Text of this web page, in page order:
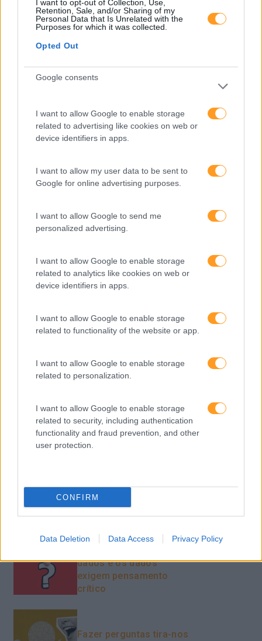
I want to opt-out of Collection, Use,
Retention, Sale, and/or Sharing of my
Personal Data that Is Unrelated with the
Purposes for which it was collected.
Opted Out
Google consents
I want to allow Google to enable storage
related to advertising like cookies on web or
device identifiers in apps.
I want to allow my user data to be sent to
Google for online advertising purposes.
I want to allow Google to send me
personalized advertising.
I want to allow Google to enable storage
related to analytics like cookies on web or
device identifiers in apps.
I want to allow Google to enable storage
related to functionality of the website or app.
I want to allow Google to enable storage
related to personalization.
I want to allow Google to enable storage
related to security, including authentication
functionality and fraud prevention, and other
user protection.
CONFIRM
Data Deletion Data Access Privacy Policy
Inglês
Interculturalidade
Keep In Mind
Mudança
Perspetivas
PORTO RH MEETING
Sem Categoria
Team Building
Tecnologias De Informação
calendário
melhorar o ambiente de
trabalho e aumentar a
produtividade
O futuro dos líderes é
dados e os dados
exigem pensamento
crítico
Fazer perguntas tira-nos